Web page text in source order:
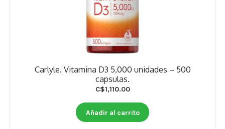
Carlyle. Vitamina D3 5,000 unidades – 500
capsulas.
C$1,110.00
Añadir al carrito